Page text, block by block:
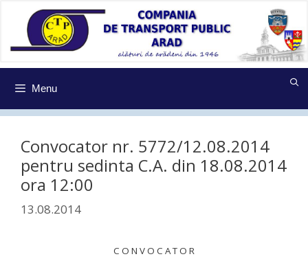
conținut
Menu
Convocator nr. 5772/12.08.2014
pentru sedinta C.A. din 18.08.2014
ora 12:00
13.08.2014
C O N V O C A T O R